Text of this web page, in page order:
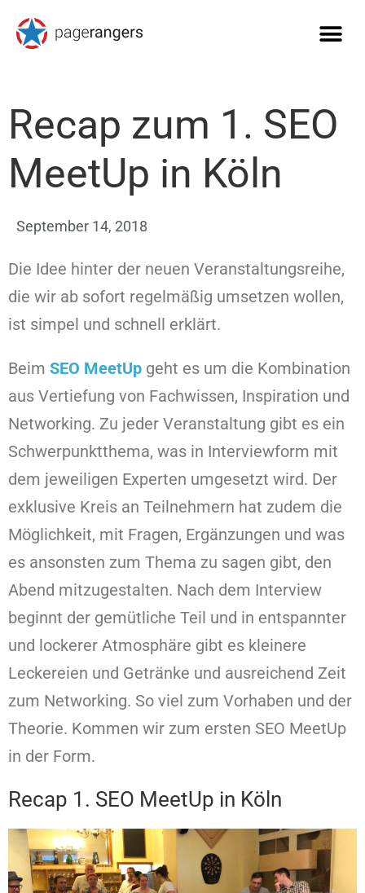
Recap zum 1. SEO
MeetUp in Köln
September 14, 2018
Die Idee hinter der neuen Veranstaltungsreihe,
die wir ab sofort regelmäßig umsetzen wollen,
ist simpel und schnell erklärt.
Beim SEO MeetUp geht es um die Kombination
aus Vertiefung von Fachwissen, Inspiration und
Networking. Zu jeder Veranstaltung gibt es ein
Schwerpunktthema, was in Interviewform mit
dem jeweiligen Experten umgesetzt wird. Der
exklusive Kreis an Teilnehmern hat zudem die
Möglichkeit, mit Fragen, Ergänzungen und was
es ansonsten zum Thema zu sagen gibt, den
Abend mitzugestalten. Nach dem Interview
beginnt der gemütliche Teil und in entspannter
und lockerer Atmosphäre gibt es kleinere
Leckereien und Getränke und ausreichend Zeit
zum Networking. So viel zum Vorhaben und der
Theorie. Kommen wir zum ersten SEO MeetUp
in der Form.
Recap 1. SEO MeetUp in Köln